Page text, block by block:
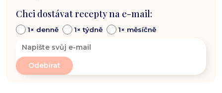
Chci dostávat recepty na e-mail:
1× denně 1× týdně 1× měsíčně